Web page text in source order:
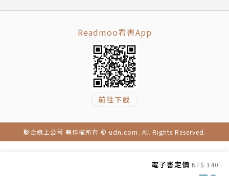
電子書定價 NT$ 140
Readmoo看書App
前往下載
聯合線上公司 著作權所有 © udn.com. All Rights Reserved.